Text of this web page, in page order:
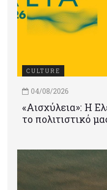
CULTURE
04/08/2026
«Αισχύλεια»: Η
το πολιτιστικό